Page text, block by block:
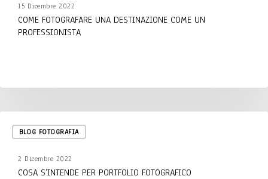
DESTINAZIONE
COME
15 Dicembre 2022
COME FOTOGRAFARE UNA DESTINAZIONE COME UN
PROFESSIONISTA
BLOG FOTOGRAFIA
s’intende
Portfolio
2 Dicembre 2022
COSA S’INTENDE PER PORTFOLIO FOTOGRAFICO